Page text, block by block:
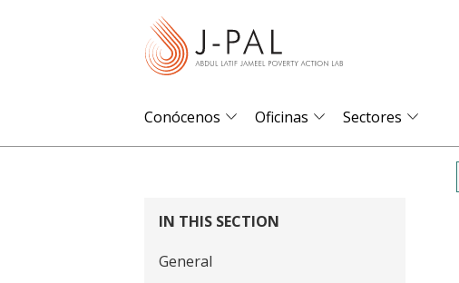
Conócenos Oficinas Sectores
IN THIS SECTION
General